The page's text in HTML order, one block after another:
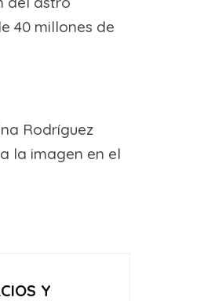
40 millones de
Rodríguez
la imagen en el
Y